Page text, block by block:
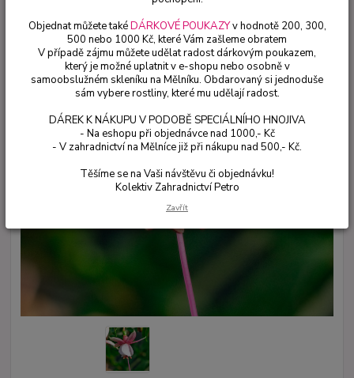
Objednat můžete takéDÁRKOVÉ POUKAZYv hodnotě 200, 300,
500 nebo 1000 Kč, které Vám zašleme obratem
V případě zájmu můžete udělat radost dárkovým poukazem,
který je možné uplatnit v e-shopu nebo osobně v
samoobslužném skleníku na Mělníku. Obdarovaný si jednoduše
sám vybere rostliny, které mu udělají radost.
DÁREK K NÁKUPU V PODOBĚ SPECIÁLNÍHO HNOJIVA
- Na eshopu při objednávce nad 1000,- Kč
- V zahradnictví na Mělníce již při nákupu nad 500,- Kč.
Těšíme se na Vaši návštěvu či objednávku!
Kolektiv Zahradnictví Petro
Zavřít